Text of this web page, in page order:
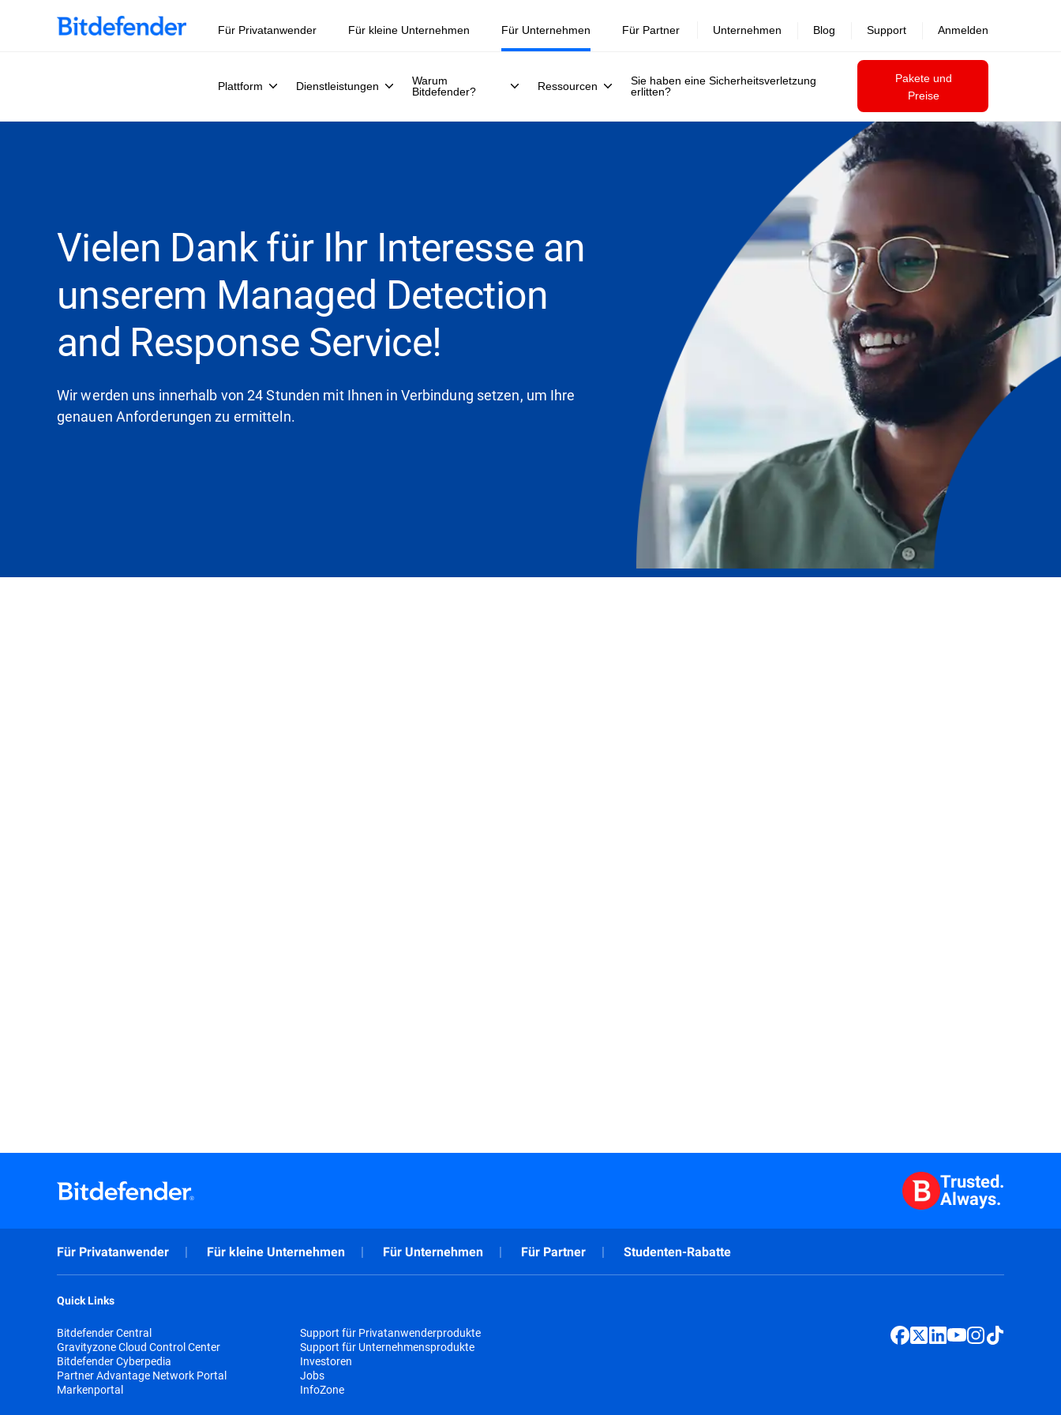
Für Privatanwender Für kleine Unternehmen Für Unternehmen
Plattform Dienstleistungen
Warum
Bitdefender?
Ressourcen
Sie haben eine Sicherheitsverletzung
erlitten?
Pakete und
Preise
Für Partner Unternehmen Blog Support Anmelden
Vielen Dank für Ihr Interesse an
unserem Managed Detection
and Response Service!
Wir werden uns innerhalb von 24 Stunden mit Ihnen in Verbindung setzen, um Ihre
genauen Anforderungen zu ermitteln.
Trusted.
Always.
Für Privatanwender Für kleine Unternehmen Für Unternehmen Für Partner Studenten-Rabatte
Quick Links
Bitdefender Central
Gravityzone Cloud Control Center
Bitdefender Cyberpedia
Partner Advantage Network Portal
Markenportal
Support für Privatanwenderprodukte
Support für Unternehmensprodukte
Investoren
Jobs
InfoZone